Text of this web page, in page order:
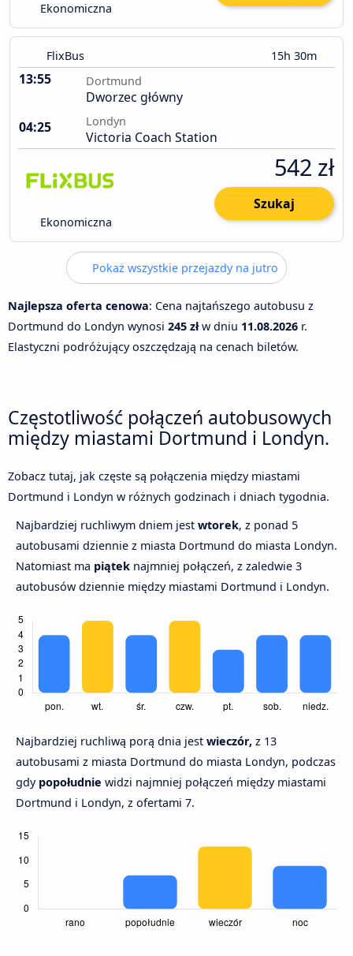
Ekonomiczna
FlixBus 15h 30m
13:55 Dortmund
Dworzec główny
04:25
Londyn
Victoria Coach Station
Ekonomiczna
542 zł
Szukaj
Pokaż wszystkie przejazdy na jutro
Najlepsza oferta cenowa: Cena najtańszego autobusu z
Dortmund do Londyn wynosi 245 złw dniu 11.08.2026 r.
Elastyczni podróżujący oszczędzają na cenach biletów.
Częstotliwość połączeń autobusowych
między miastami Dortmund i Londyn.
Zobacz tutaj, jak częste są połączenia między miastami
Dortmund i Londyn w różnych godzinach i dniach tygodnia.
Najbardziej ruchliwym dniem jest wtorek, z ponad 5
autobusami dziennie z miasta Dortmund do miasta Londyn.
Natomiast ma piątek najmniej połączeń, z zaledwie 3
autobusów dziennie między miastami Dortmund i Londyn.
Najbardziej ruchliwą porą dnia jest wieczór, z 13
autobusami z miasta Dortmund do miasta Londyn, podczas
gdy popołudnie widzi najmniej połączeń między miastami
Dortmund i Londyn, z ofertami 7.